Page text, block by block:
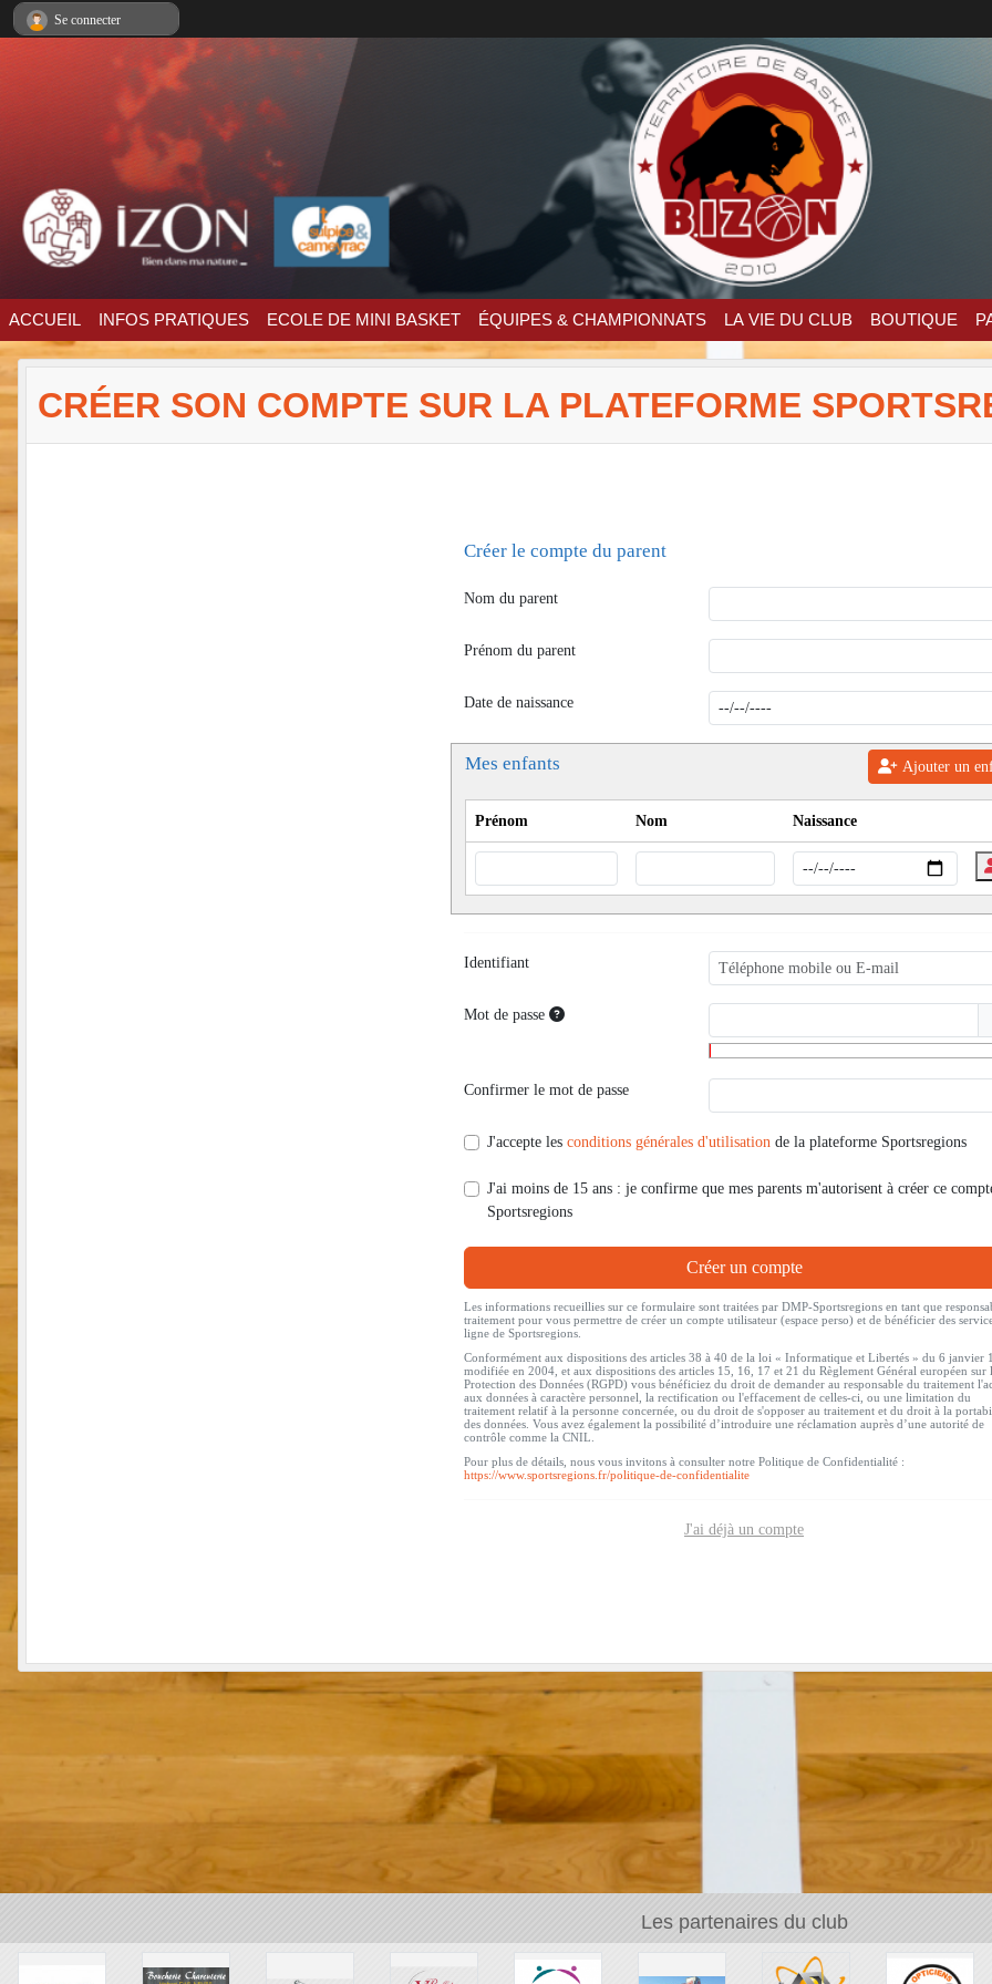
ACCUEIL INFOS PRATIQUES ECOLE DE MINI BASKET ÉQUIPES & CHAMPIONNATS LA VIE DU CLUB BOUTIQUE
CRÉER SON COMPTE SUR LA PLATEFORME
Créer le compte du parent
Nom du parent
Prénom du parent
Date de naissance
Mes enfants Ajouter un
Prénom Nom Naissance
Identifiant
Mot de passe
Confirmer le mot de passe
J'accepte les conditions générales d'utilisation de la plateforme Sportsregions
J'ai moins de 15 ans : je confirme que mes parents m'autorisent à créer ce
Sportsregions
Créer un compte
Les informations recueillies sur ce formulaire sont traitées par DMP-Sportsregions en tant que
traitement pour vous permettre de créer un compte utilisateur (espace perso) et de bénéficier des
ligne de Sportsregions.
Conformément aux dispositions des articles 38 à 40 de la loi « Informatique et Libertés » du 6 janvier
modifiée en 2004, et aux dispositions des articles 15, 16, 17 et 21 du Règlement Général européen sur
Protection des Données (RGPD) vous bénéficiez du droit de demander au responsable du traitement
aux données à caractère personnel, la rectification ou l'effacement de celles-ci, ou une limitation du
traitement relatif à la personne concernée, ou du droit de s'opposer au traitement et du droit à la
des données. Vous avez également la possibilité d’introduire une réclamation auprès d’une autorité de
contrôle comme la CNIL.
Pour plus de détails, nous vous invitons à consulter notre Politique de Confidentialité :
https://www.sportsregions.fr/politique-de-confidentialite
J'ai déjà un compte
Les partenaires du club
Se connecter
Panneau de gestion des cookies